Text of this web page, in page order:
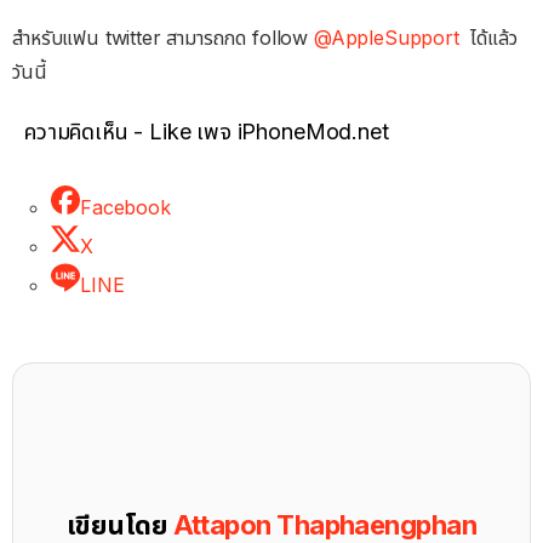
สำหรับแฟน twitter สามารถกด follow @AppleSupportได้แล้ว
วันนี้
ความคิดเห็น - Like เพจ iPhoneMod.net
Facebook
X
LINE
เขียนโดย Attapon Thaphaengphan